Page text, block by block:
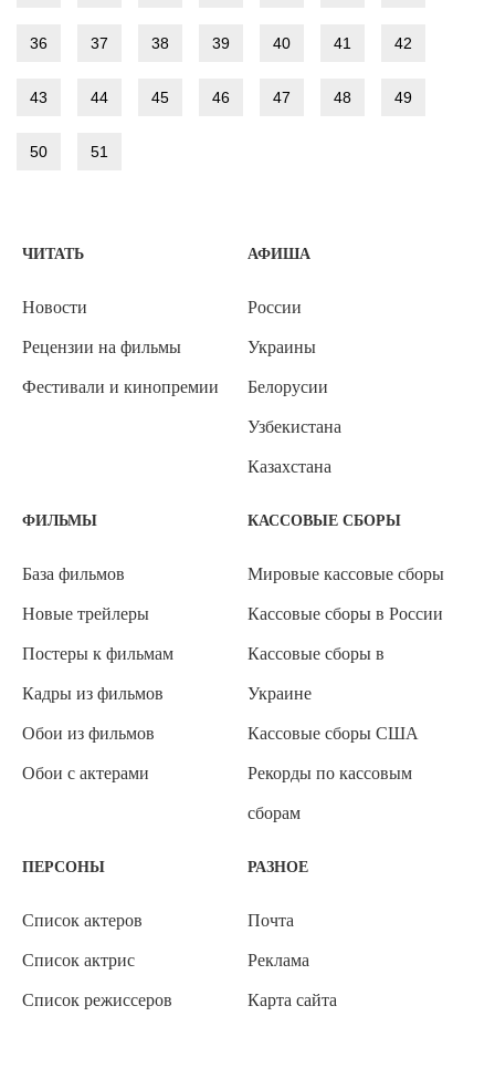
36 37 38 39 40 41 42
43 44 45 46 47 48 49
50 51
ЧИТАТЬ
Новости
Рецензии на фильмы
Фестивали и кинопремии
АФИША
России
Украины
Белорусии
Узбекистана
Казахстана
ФИЛЬМЫ
База фильмов
Новые трейлеры
Постеры к фильмам
Кадры из фильмов
Обои из фильмов
Обои с актерами
КАССОВЫЕ СБОРЫ
Мировые кассовые сборы
Кассовые сборы в России
Кассовые сборы в
Украине
Кассовые сборы США
Рекорды по кассовым
сборам
ПЕРСОНЫ
Список актеров
Список актрис
Список режиссеров
РАЗНОЕ
Почта
Реклама
Карта сайта